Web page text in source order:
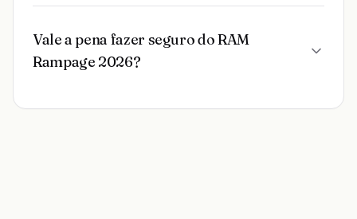
Vale a pena fazer seguro do RAM
Rampage 2026?